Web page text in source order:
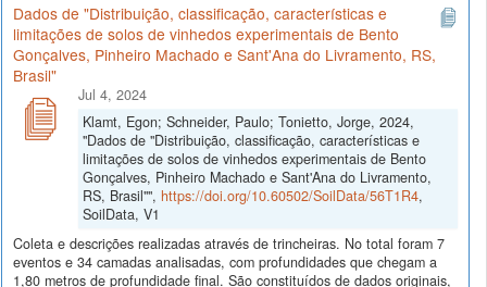
Dados de "Distribuição, classificação, características e
limitações de solos de vinhedos experimentais de Bento
Gonçalves, Pinheiro Machado e Sant'Ana do Livramento, RS,
Brasil"
Jul 4, 2024
Klamt, Egon; Schneider, Paulo; Tonietto, Jorge, 2024,
"Dados de "Distribuição, classificação, características e
limitações de solos de vinhedos experimentais de Bento
Gonçalves, Pinheiro Machado e Sant'Ana do Livramento,
RS, Brasil"", https://doi.org/10.60502/SoilData/56T1R4,
SoilData, V1
Coleta e descrições realizadas através de trincheiras. No total foram 7
eventos e 34 camadas analisadas, com profundidades que chegam a
1,80 metros de profundidade final. São constituídos de dados originais,